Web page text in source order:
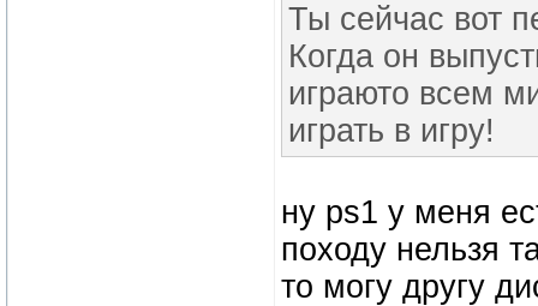
Ты сейчас вот
Когда он
играюто всем
играть в игру!
ну ps1 у меня
походу нельзя
то могу другу